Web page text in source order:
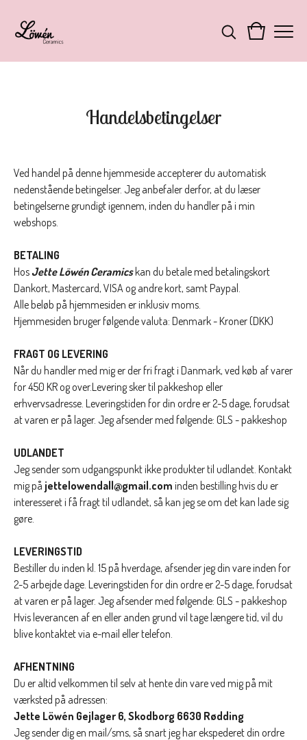
Handelsbetingelser
Ved handel på denne hjemmeside accepterer du automatisk
nedenstående betingelser. Jeg anbefaler derfor, at du læser
betingelserne grundigt igennem, inden du handler på i min
webshops.
BETALING
HosJette Löwén Ceramics kan du betale med betalingskort
Dankort, Mastercard, VISA og andre kort, samt Paypal.
Alle beløb på hjemmesiden er inklusiv moms.
Hjemmesiden bruger følgende valuta: Denmark - Kroner (DKK)
FRAGT OG LEVERING
Når du handler med mig er der fri fragt i Danmark, ved køb af varer
for 450 KR og over.Levering sker til pakkeshop eller
erhvervsadresse. Leveringstiden for din ordre er 2-5 dage, forudsat
at varen er på lager. Jeg afsender med følgende: GLS - pakkeshop
UDLANDET
Jegsender som udgangspunkt ikke produkter til udlandet. Kontakt
mig på jettelowendall@gmail.com inden bestilling hvis du er
interesseret i få fragt til udlandet, så kan jeg se om det kan lade sig
gøre.
LEVERINGSTID
Bestiller du inden kl. 15 på hverdage, afsender jeg din vare inden for
2-5 arbejde dage. Leveringstiden for din ordre er 2-5 dage, forudsat
at varen er på lager. Jeg afsender med følgende: GLS - pakkeshop
Hvis leverancen af en eller anden grund vil tage længere tid, vil du
blive kontaktet via e-mail eller telefon.
AFHENTNING
Du er altid velkommen til selv at hente din vare ved mig på mit
værksted på adressen:
Jette Löwén Gejlager 6, Skodborg 6630 Rødding
Jeg sender dig en mail/sms, så snart jeg har ekspederet din ordre